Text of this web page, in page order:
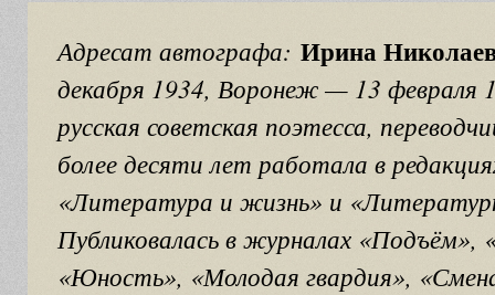
Адресат автографа:Ирина
декабря 1934, Воронеж — 13 февраля
русская советская поэтесса,
более десяти лет работала в
«Литература и жизнь» и
Публиковалась в журналах «Подъём»,
«Юность», «Молодая гвардия»,